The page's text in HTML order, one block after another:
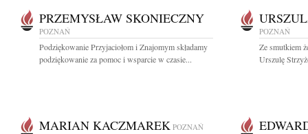
PRZEMYSŁAW SKONIECZNY
POZNAŃ
Podziękowanie Przyjaciołom i Znajomym składamy
podziękowanie za pomoc i wsparcie w czasie...
POZNAŃ
Ze smutkiem
Urszulę
MARIAN KACZMAREK POZNAŃ